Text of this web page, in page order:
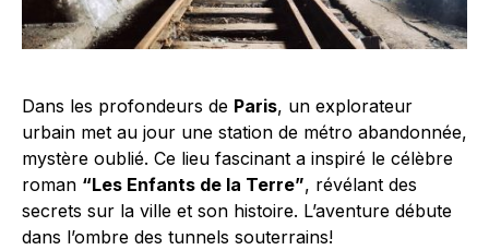
Dans les profondeurs de Paris, un explorateur
urbain met au jour une station de métro abandonnée,
mystère oublié. Ce lieu fascinant a inspiré le célèbre
roman “Les Enfants de la Terre”, révélant des
secrets sur la ville et son histoire. L’aventure débute
dans l’ombre des tunnels souterrains!